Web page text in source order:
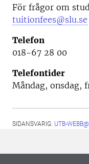
För frågor om
tuitionfees@slu.se
Telefon
018-67 28 00
Telefontider
Måndag, onsdag,
SIDANSVARIG: UTB-